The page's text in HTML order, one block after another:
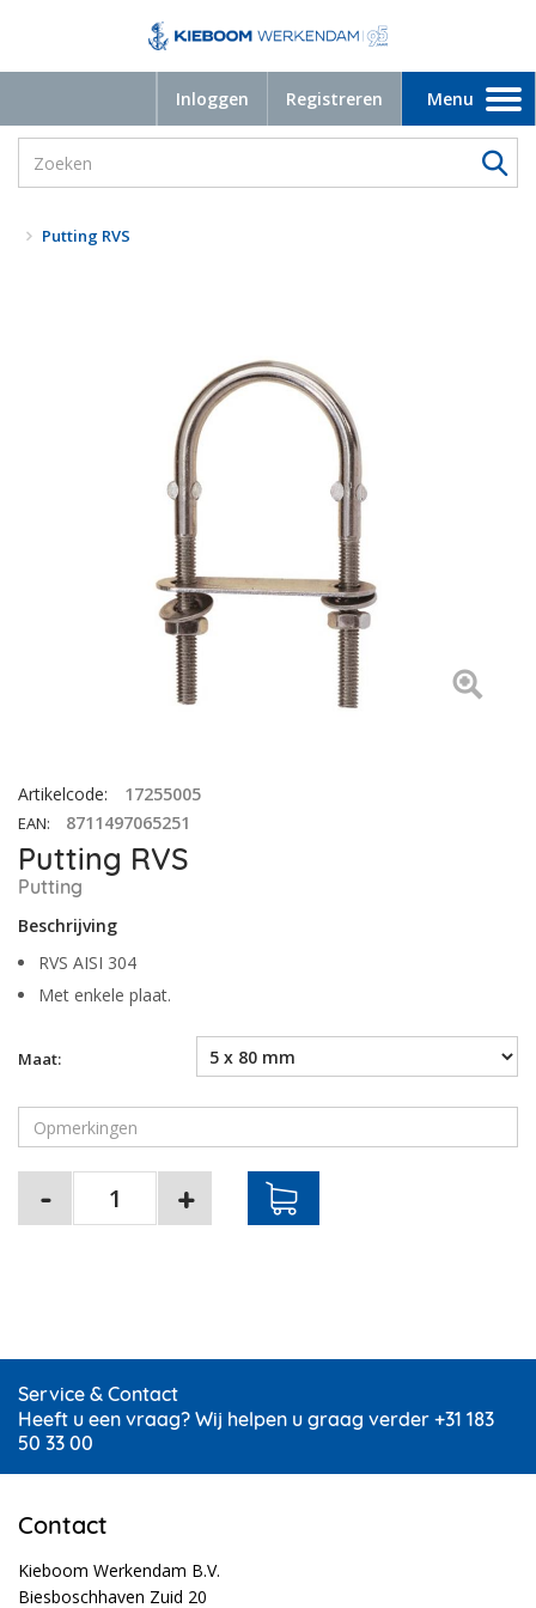
Inloggen Registreren
Toggle
navigation
Menu
Putting RVS
Artikelcode: 17255005
EAN: 8711497065251
Putting RVS
Putting
Beschrijving
RVS AISI 304
Met enkele plaat.
Maat:
Service & Contact
Heeft u een vraag? Wij helpen u graag verder +31 183
50 33 00
Contact
Kieboom Werkendam B.V.
Biesboschhaven Zuid 20